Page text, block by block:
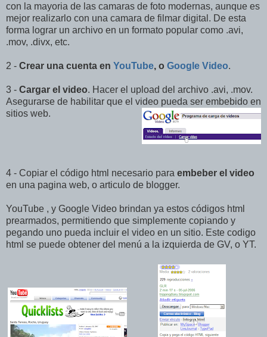
con la mayoria de las camaras de foto modernas, aunque es
mejor realizarlo con una camara de filmar digital. De esta
forma lograr un archivo en un formato popular como .avi,
.mov, .divx, etc.
2 - Crear una cuenta en YouTube, o Google Video.
3 - Cargar el video. Hacer el upload del archivo .avi, .mov.
Asegurarse de habilitar que el video pueda ser embebido en
sitios web.
4 - Copiar el código html necesario para embeber el video
en una pagina web, o articulo de blogger.
YouTube , y Google Video brindan ya estos códigos html
prearmados, permitiendo que simplemente copiando y
pegando uno pueda incluir el video en un sitio. Este codigo
html se puede obtener del menú a la izquierda de GV, o YT.